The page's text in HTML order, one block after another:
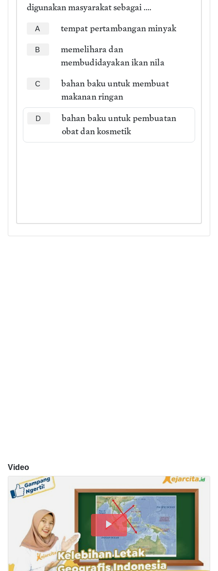
digunakan masyarakat sebagai ....
A tempat pertambangan minyak
B
memelihara dan
membudidayakan ikan nila
C
bahan baku untuk membuat
makanan ringan
D
bahan baku untuk pembuatan
obat dan kosmetik
Video